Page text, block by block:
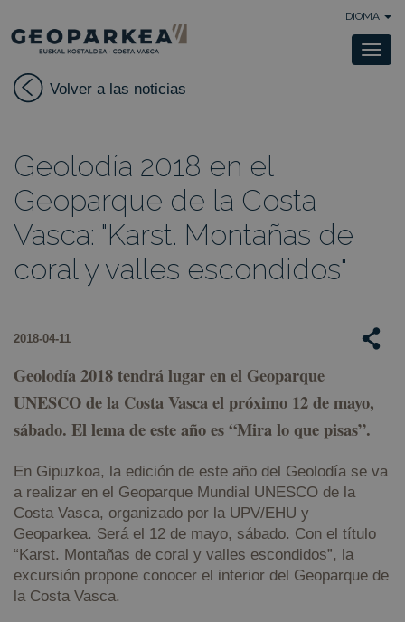
IDIOMA
Volver a las noticias
Geolodía 2018 en el
Geoparque de la Costa
Vasca: "Karst. Montañas de
coral y valles escondidos"
2018-04-11
Geolodía 2018 tendrá lugar en el Geoparque
UNESCO de la Costa Vasca el próximo 12 de mayo,
sábado. El lema de este año es “Mira lo que pisas”.
En Gipuzkoa, la edición de este año del Geolodía se va
a realizar en el Geoparque Mundial UNESCO de la
Costa Vasca, organizado por la UPV/EHU y
Geoparkea. Será el 12 de mayo, sábado. Con el título
“Karst. Montañas de coral y valles escondidos”, la
excursión propone conocer el interior del Geoparque de
la Costa Vasca.